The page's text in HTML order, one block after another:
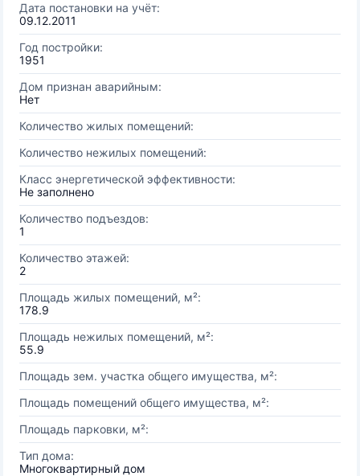
Дата постановки на учёт:
09.12.2011
Год постройки:
1951
Дом признан аварийным:
Нет
Количество жилых помещений:
Количество нежилых помещений:
Класс энергетической эффективности:
Не заполнено
Количество подъездов:
1
Количество этажей:
2
Площадь жилых помещений, м²:
178.9
Площадь нежилых помещений, м²:
55.9
Площадь зем. участка общего имущества, м²:
Площадь помещений общего имущества, м²:
Площадь парковки, м²:
Тип дома:
Многоквартирный дом